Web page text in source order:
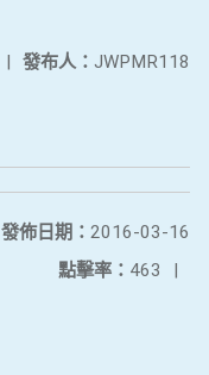
發布人： JWPMR118
|
發佈日期： 2016-03-16
點擊率： 463 |